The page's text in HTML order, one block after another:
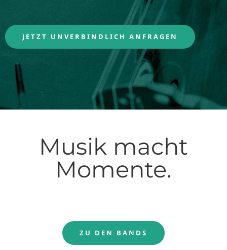
JETZT UNVERBINDLICH ANFRAGEN
Musik macht
Momente.
ZU DEN BANDS